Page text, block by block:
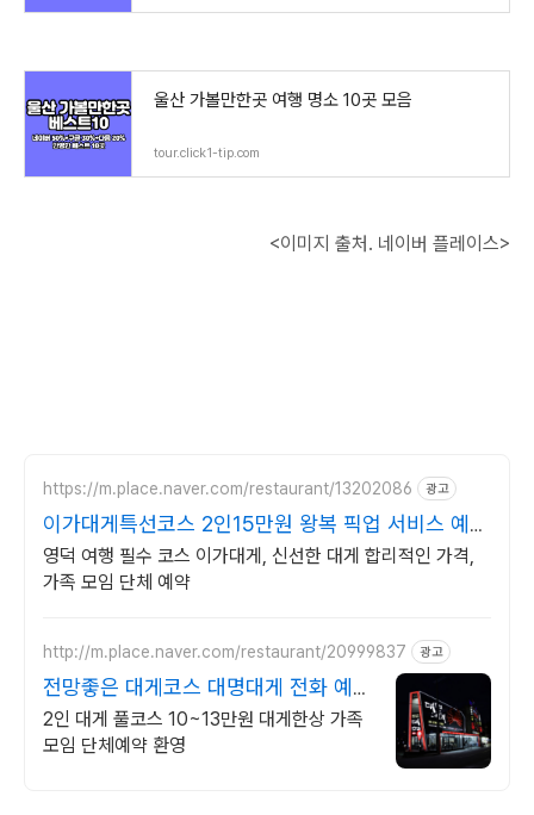
울산 가볼만한곳 여행 명소 10곳 모음
tour.click1-tip.com
<이미지 출처. 네이버 플레이스>
https://m.place.naver.com/restaurant/13202086 광고
이가대게특선코스 2인15만원 왕복 픽업 서비스 예약
문의
영덕 여행 필수 코스 이가대게, 신선한 대게 합리적인 가격,
가족 모임 단체 예약
http://m.place.naver.com/restaurant/20999837 광고
전망좋은 대게코스 대명대게 전화 예약
시 10%할인
2인 대게 풀코스 10~13만원 대게한상 가족
모임 단체예약 환영